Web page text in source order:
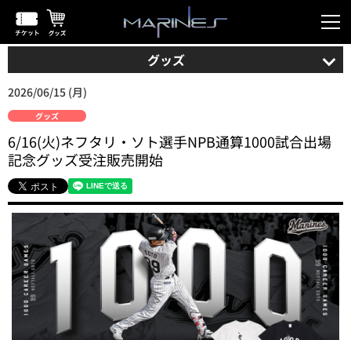
グッズ
2026/06/15 (月)
グッズ
6/16(火)ネフタリ・ソト選手NPB通算1000試合出場
記念グッズ受注販売開始